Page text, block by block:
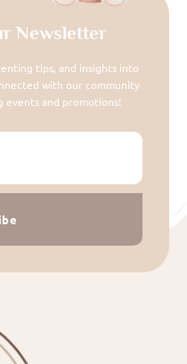
Newsletter
tips, and insights into
with our community
events and promotions!